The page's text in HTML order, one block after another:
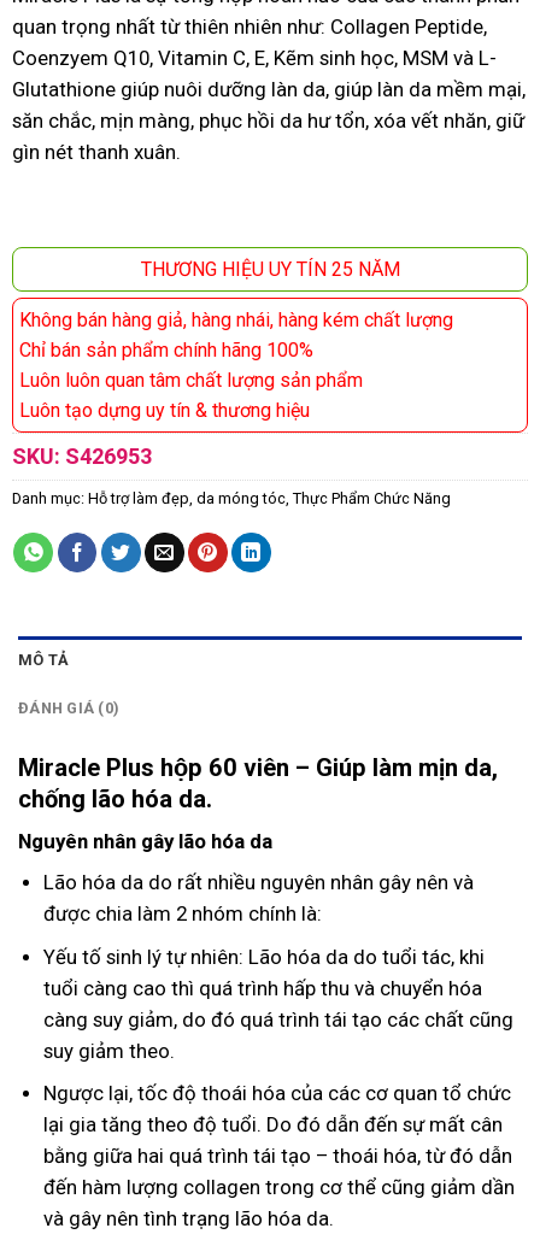
quan trọng nhất từ thiên nhiên như: Collagen Peptide,
Coenzyem Q10, Vitamin C, E, Kẽm sinh học, MSM và L-
Glutathione giúp nuôi dưỡng làn da, giúp làn da mềm mại,
săn chắc, mịn màng, phục hồi da hư tổn, xóa vết nhăn, giữ
gìn nét thanh xuân.
THƯƠNG HIỆU UY TÍN 25 NĂM
Không bán hàng giả, hàng nhái, hàng kém chất lượng
Chỉ bán sản phẩm chính hãng 100%
Luôn luôn quan tâm chất lượng sản phẩm
Luôn tạo dựng uy tín & thương hiệu
SKU: S426953
Danh mục: Hỗ trợ làm đẹp, da móng tóc, Thực Phẩm Chức Năng
MÔ TẢ
ĐÁNH GIÁ (0)
Miracle Plus hộp 60 viên – Giúp làm mịn da,
chống lão hóa da.
Nguyên nhân gây lão hóa da
Lão hóa da do rất nhiều nguyên nhân gây nên và
được chia làm 2 nhóm chính là:
Yếu tố sinh lý tự nhiên: Lão hóa da do tuổi tác, khi
tuổi càng cao thì quá trình hấp thu và chuyển hóa
càng suy giảm, do đó quá trình tái tạo các chất cũng
suy giảm theo.
Ngược lại, tốc độ thoái hóa của các cơ quan tổ chức
lại gia tăng theo độ tuổi. Do đó dẫn đến sự mất cân
bằng giữa hai quá trình tái tạo – thoái hóa, từ đó dẫn
đến hàm lượng collagen trong cơ thể cũng giảm dần
và gây nên tình trạng lão hóa da.